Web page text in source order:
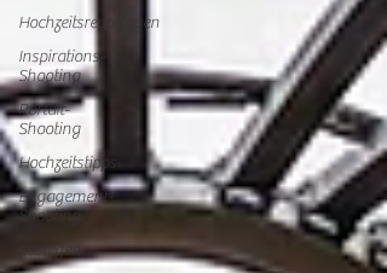
Hochzeitsreportagen
Inspirations-
Shooting
Portait-
Shooting
Hochzeitstipps
Engagement-
Shooting
Loslegen